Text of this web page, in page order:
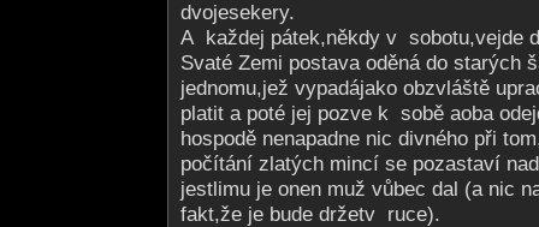
dvojesekery.
A každej pátek,někdy v sobotu,vejde
Svaté Zemi postava oděná do starých
jednomu,jež vypadájako obzvláště
platit a poté jej pozve k sobě aoba
hospodě nenapadne nic divného při
počítání zlatých mincí se pozastaví
jestlimu je onen muž vůbec dal (a nic
fakt,že je bude držetv ruce).